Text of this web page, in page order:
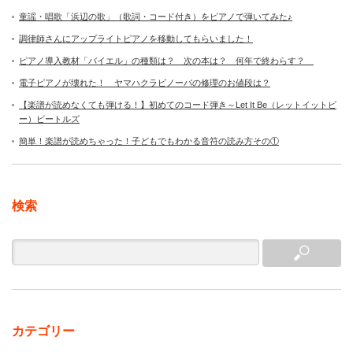
童謡・唱歌「浜辺の歌」（歌詞・コード付き）をピアノで弾いてみた♪
調律師さんにアップライトピアノを移動してもらいました！
ピアノ導入教材「バイエル」の種類は？ 次の本は？ 何年で終わらす？
電子ピアノが壊れた！ ヤマハクラビノーバの修理のお値段は？
【楽譜が読めなくても弾ける！】初めてのコード弾き～Let It Be（レットイットビ
ー）ビートルズ
簡単！楽譜が読めちゃった！子どもでもわかる音符の読み方その①
検索
カテゴリー